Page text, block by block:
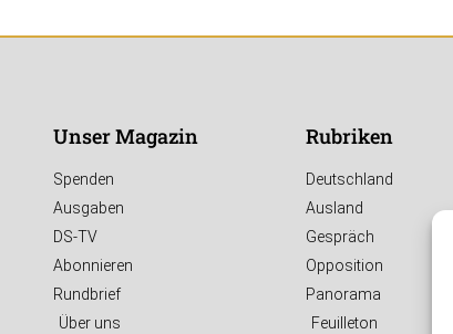
Unser Magazin
Spenden
Ausgaben
DS-TV
Abonnieren
Rundbrief
Über uns
Rubriken
Deutschland
Ausland
Gespräch
Opposition
Panorama
Feuilleton